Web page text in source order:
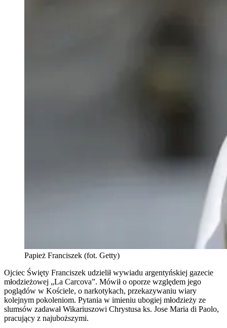
Papież Franciszek (fot. Getty)
Ojciec Święty Franciszek udzielił wywiadu argentyńskiej gazecie
młodzieżowej „La Carcova”. Mówił o oporze względem jego
poglądów w Kościele, o narkotykach, przekazywaniu wiary
kolejnym pokoleniom. Pytania w imieniu ubogiej młodzieży ze
slumsów zadawał Wikariuszowi Chrystusa ks. Jose Maria di Paolo,
pracujący z najuboższymi.